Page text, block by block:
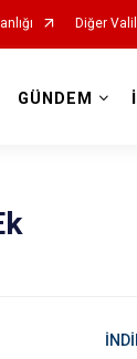
Diğer
GÜNDEM